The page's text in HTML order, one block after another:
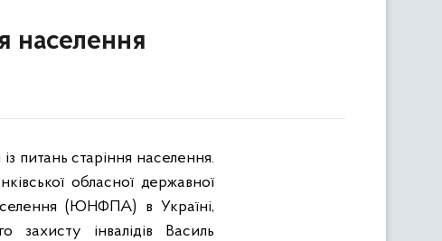
населення
питань старіння населення.
обласної державної
(ЮНФПА) в Україні,
захисту інвалідів Василь